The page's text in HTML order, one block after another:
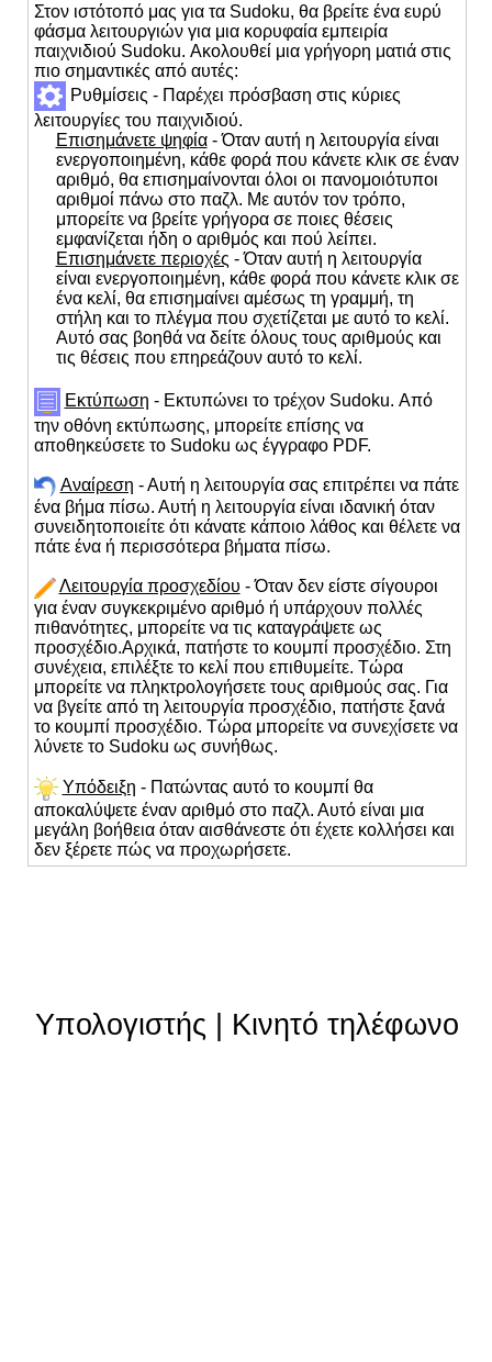
Στον ιστότοπό μας για τα Sudoku, θα βρείτε ένα ευρύ
φάσμα λειτουργιών για μια κορυφαία εμπειρία
παιχνιδιού Sudoku. Ακολουθεί μια γρήγορη ματιά στις
πιο σημαντικές από αυτές:
Ρυθμίσεις - Παρέχει πρόσβαση στις κύριες
λειτουργίες του παιχνιδιού.
Επισημάνετε ψηφία- Όταν αυτή η λειτουργία είναι
ενεργοποιημένη, κάθε φορά που κάνετε κλικ σε έναν
αριθμό, θα επισημαίνονται όλοι οι πανομοιότυποι
αριθμοί πάνω στο παζλ. Με αυτόν τον τρόπο,
μπορείτε να βρείτε γρήγορα σε ποιες θέσεις
εμφανίζεται ήδη ο αριθμός και πού λείπει.
Επισημάνετε περιοχές - Όταν αυτή η λειτουργία
είναι ενεργοποιημένη, κάθε φορά που κάνετε κλικ σε
ένα κελί, θα επισημαίνει αμέσως τη γραμμή, τη
στήλη και το πλέγμα που σχετίζεται με αυτό το κελί.
Αυτό σας βοηθά να δείτε όλους τους αριθμούς και
τις θέσεις που επηρεάζουν αυτό το κελί.
Εκτύπωση - Εκτυπώνει το τρέχον Sudoku. Από
την οθόνη εκτύπωσης, μπορείτε επίσης να
αποθηκεύσετε το Sudoku ως έγγραφο PDF.
Αναίρεση - Αυτή η λειτουργία σας επιτρέπει να πάτε
ένα βήμα πίσω. Αυτή η λειτουργία είναι ιδανική όταν
συνειδητοποιείτε ότι κάνατε κάποιο λάθος και θέλετε να
πάτε ένα ή περισσότερα βήματα πίσω.
Λειτουργία προσχεδίου - Όταν δεν είστε σίγουροι
για έναν συγκεκριμένο αριθμό ή υπάρχουν πολλές
πιθανότητες, μπορείτε να τις καταγράψετε ως
προσχέδιο.Αρχικά, πατήστε το κουμπί προσχέδιο. Στη
συνέχεια, επιλέξτε το κελί που επιθυμείτε. Τώρα
μπορείτε να πληκτρολογήσετε τους αριθμούς σας. Για
να βγείτε από τη λειτουργία προσχέδιο, πατήστε ξανά
το κουμπί προσχέδιο. Τώρα μπορείτε να συνεχίσετε να
λύνετε το Sudoku ως συνήθως.
Υπόδειξη - Πατώντας αυτό το κουμπί θα
αποκαλύψετε έναν αριθμό στο παζλ. Αυτό είναι μια
μεγάλη βοήθεια όταν αισθάνεστε ότι έχετε κολλήσει και
δεν ξέρετε πώς να προχωρήσετε.
Υπολογιστής Κινητό τηλέφωνο